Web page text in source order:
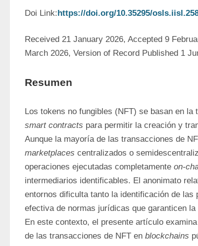
Doi Link:https://doi.org/10.35295/
Received 21 January 2026, Accepted 9
March 2026, Version of Record Published 1
Resumen
Los tokens no fungibles (NFT) se basan en la
smart contracts para permitir la creación y
marketplaces centralizados o
operaciones ejecutadas completamente on-
intermediarios identificables. El anonimato
entornos dificulta tanto la identificación de las
efectiva de normas jurídicas que garanticen
En este contexto, el presente artículo
de las transacciones de NFT en blockchains